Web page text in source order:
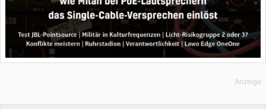
Anzeige